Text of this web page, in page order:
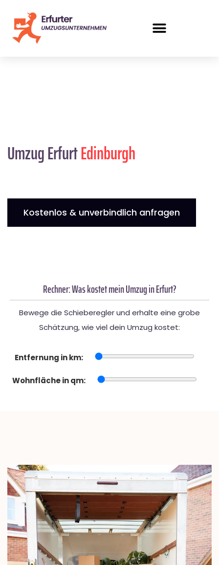
Umzug ErfurtEdinburgh
Kostenlos & unverbindlich anfragen
Rechner: Was kostet mein Umzug in Erfurt?
Bewege die Schieberegler und erhalte eine grobe
Schätzung, wie viel dein Umzug kostet:
Entfernung in km:
Wohnfläche in qm: